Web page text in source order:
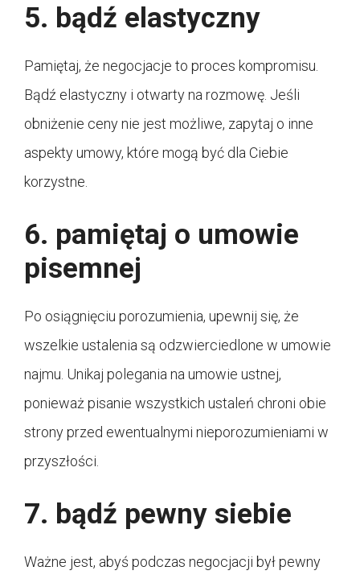
5. bądź elastyczny
Pamiętaj, że negocjacje to proces kompromisu.
Bądź elastyczny i otwarty na rozmowę. Jeśli
obniżenie ceny nie jest możliwe, zapytaj o inne
aspekty umowy, które mogą być dla Ciebie
korzystne.
6. pamiętaj o umowie
pisemnej
Po osiągnięciu porozumienia, upewnij się, że
wszelkie ustalenia są odzwierciedlone w umowie
najmu. Unikaj polegania na umowie ustnej,
ponieważ pisanie wszystkich ustaleń chroni obie
strony przed ewentualnymi nieporozumieniami w
przyszłości.
7. bądź pewny siebie
Ważne jest, abyś podczas negocjacji był pewny